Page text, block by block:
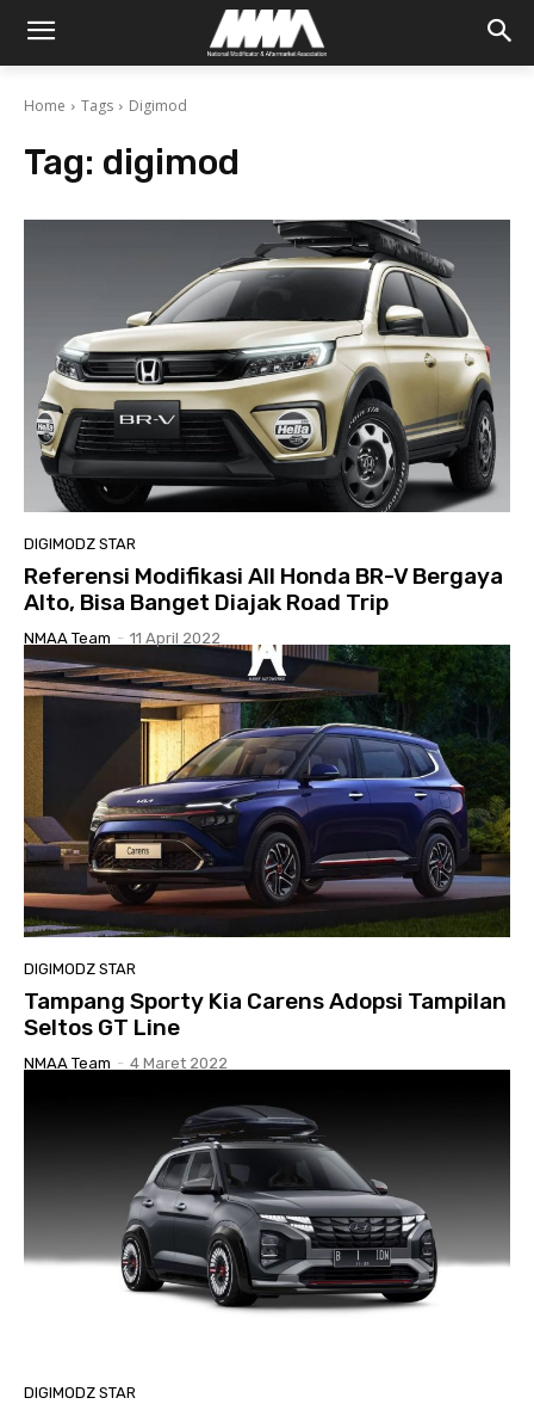
Home Tags Digimod
Tag: digimod
DIGIMODZ STAR
Referensi Modifikasi All Honda BR-V Bergaya
Alto, Bisa Banget Diajak Road Trip
NMAA Team - 11 April 2022
DIGIMODZ STAR
Tampang Sporty Kia Carens Adopsi Tampilan
Seltos GT Line
NMAA Team - 4 Maret 2022
DIGIMODZ STAR